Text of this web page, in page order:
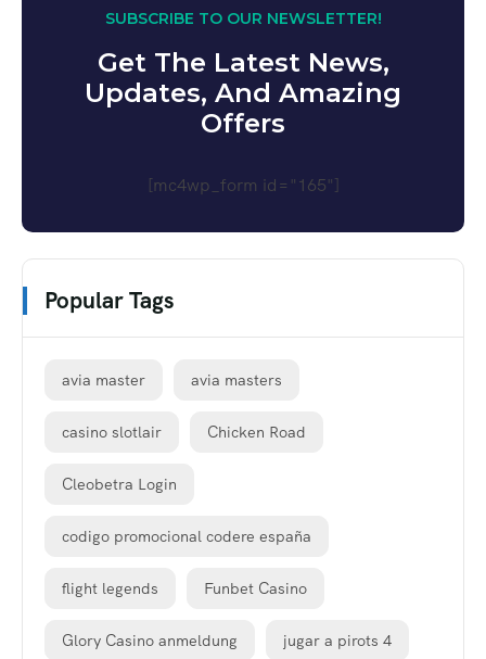
SUBSCRIBE TO OUR NEWSLETTER!
Get The Latest News,
Updates, And Amazing
Offers
[mc4wp_form id="165"]
Popular Tags
avia master avia masters
casino slotlair Chicken Road
Cleobetra Login
codigo promocional codere españa
flight legends Funbet Casino
Glory Casino anmeldung jugar a pirots 4